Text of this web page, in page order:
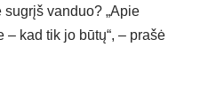
vanduo? „Apie
kad tik jo būtų“, – prašė